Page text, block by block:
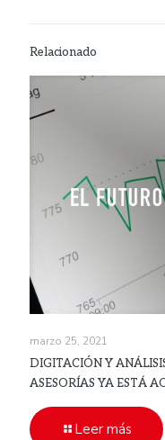
Relacionado
marzo 25, 2021
DIGITACIÓN Y
ASESORÍAS YA ESTÁ
Leer más